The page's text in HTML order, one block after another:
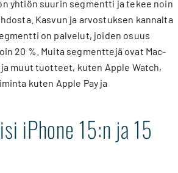
yhtiön suurin segmentti ja tekee noin
Kasvun ja arvostuksen kannalta
on palvelut, joiden osuus
20 %. Muita segmenttejä ovat Mac-
muut tuotteet, kuten Apple Watch,
kuten Apple Pay ja
iPhone 15:n ja 15